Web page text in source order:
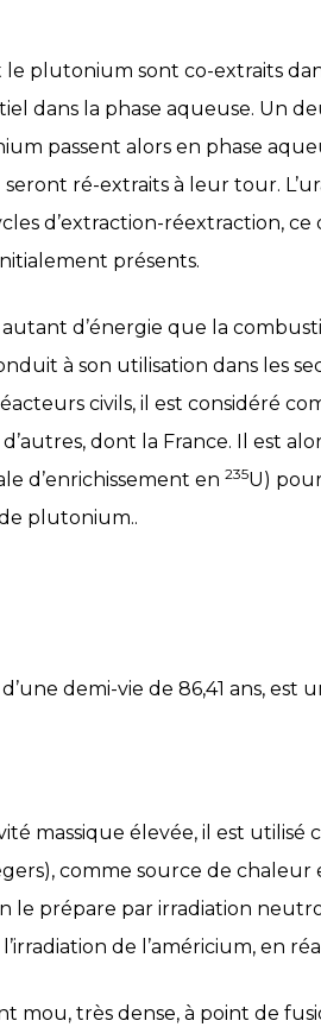
plutonium sont co-extraits
dans la phase aqueuse. Un
passent alors en phase
seront ré-extraits à leur tour.
d’extraction-réextraction,
présents.
d’énergie que la
à son utilisation dans les
civils, il est considéré
dont la France. Il est
d’enrichissement en 235U)
plutonium..
demi-vie de 86,41 ans,
massique élevée, il est
comme source de chaleur
prépare par irradiation
de l’américium, en
très dense, à point de